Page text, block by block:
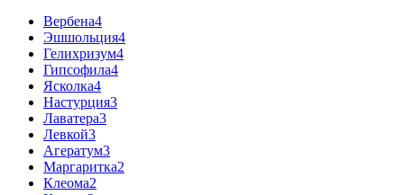
Вербена4
Эшшольция4
Гелихризум4
Гипсофила4
Ясколка4
Настурция3
Лаватера3
Левкой3
Агератум3
Маргаритка2
Клеома2